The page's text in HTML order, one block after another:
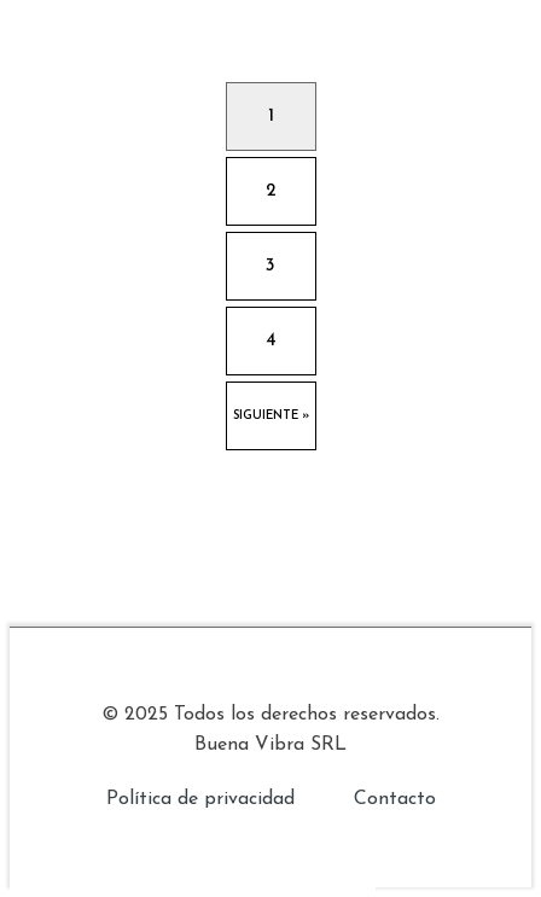
1
2
3
4
SIGUIENTE »
© 2025 Todos los derechos reservados.
Buena Vibra SRL
Política de privacidad Contacto